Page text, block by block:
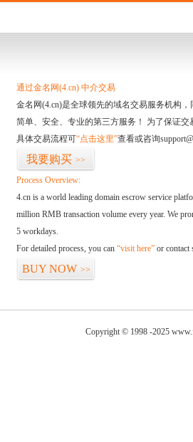
通过金名网(4.cn) 中介交易
金名网(4.cn)是全球领先的域名交易服务机构
简单、安全、专业的第三方服务！ 为了保证
具体交易流程可“点击这里”查看或咨询
我要购买 >>
Process Overview:
4.cn is a world leading domain escrow service
million RMB transaction volume every year. We
5 workdays.
For detailed process, you can “visit here” or contact
BUY NOW >>
Copyright © 1998 -2025